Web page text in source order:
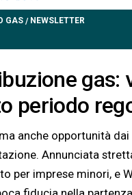
GAS / NEWSLETTER
gas:
periodo
anche opportunità
Annunciata
per imprese minori, e